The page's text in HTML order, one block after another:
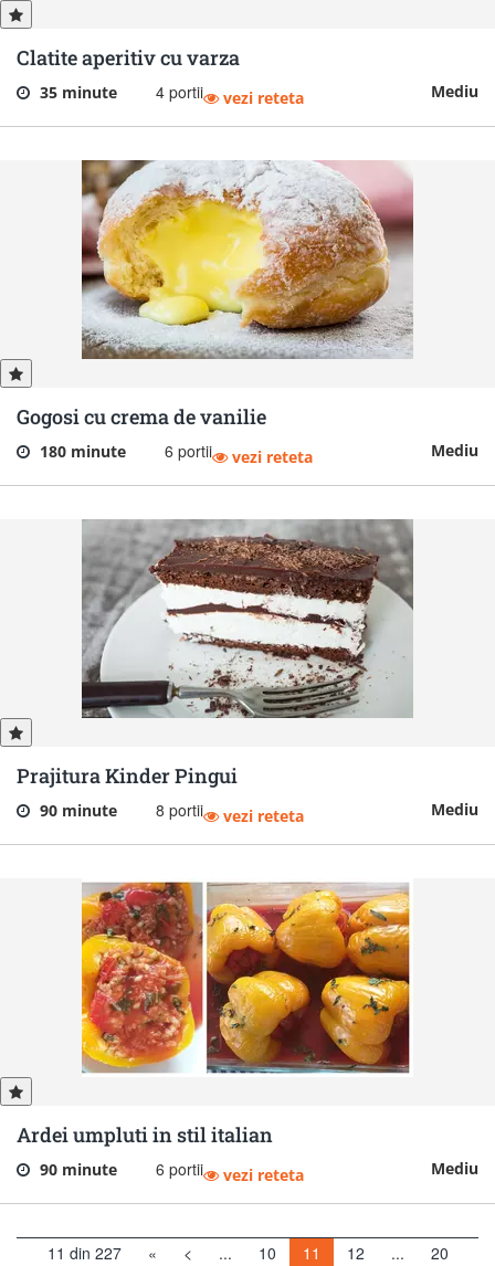
Clatite aperitiv cu varza
35 minute 4 portii Mediu
vezi reteta
Gogosi cu crema de vanilie
180 minute 6 portii Mediu
vezi reteta
Prajitura Kinder Pingui
90 minute 8 portii Mediu
vezi reteta
Ardei umpluti in stil italian
90 minute 6 portii Mediu
vezi reteta
11 din 227 « < ... 10 11 12 ...
20